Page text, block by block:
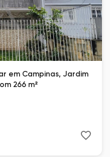
em Campinas, Jardim
266 m²